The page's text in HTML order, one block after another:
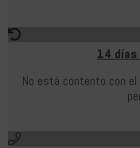
14 días
No está contento con